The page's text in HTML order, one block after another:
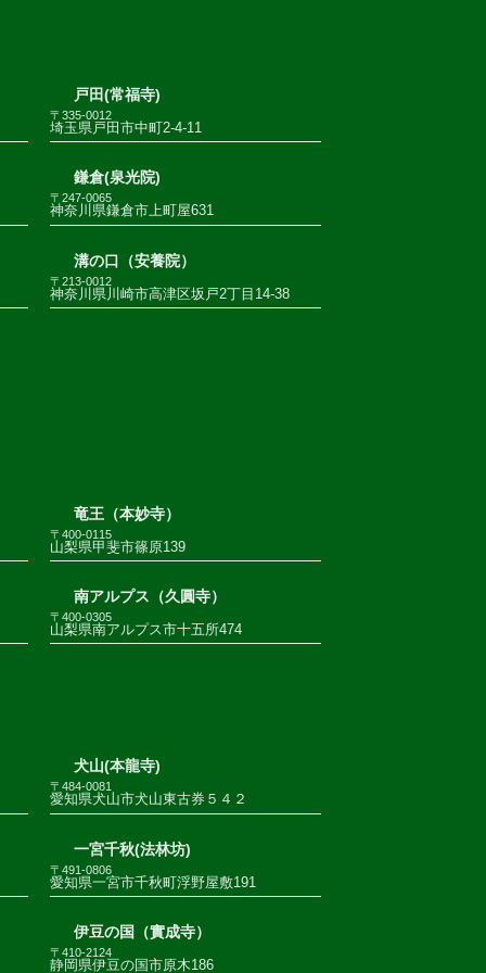
戸田(常福寺)
〒335-0012
埼玉県戸田市中町2-4-11
鎌倉(泉光院)
〒247-0065
神奈川県鎌倉市上町屋631
溝の口（安養院）
〒213-0012
神奈川県川崎市高津区坂戸2丁目14-38
竜王（本妙寺）
〒400-0115
山梨県甲斐市篠原139
南アルプス（久圓寺）
〒400-0305
山梨県南アルプス市十五所474
犬山(本龍寺)
〒484-0081
愛知県犬山市犬山東古券５４２
一宮千秋(法林坊)
〒491-0806
愛知県一宮市千秋町浮野屋敷191
伊豆の国（實成寺）
〒410-2124
静岡県伊豆の国市原木186